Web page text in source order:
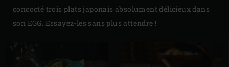
concocté trois plats japonais absolument délicieux dans
son EGG. Essayez-les sans plus attendre !